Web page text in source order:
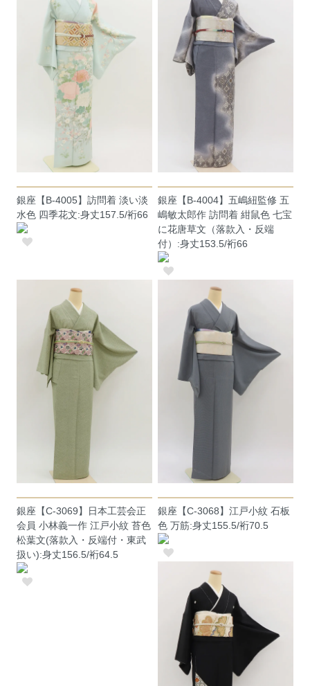
銀座【B-4005】訪問着 淡い淡
水色 四季花文:身丈157.5/裄66
銀座【B-4004】五嶋紐監修 五
嶋敏太郎作 訪問着 紺鼠色 七宝
に花唐草文（落款入・反端
付）:身丈153.5/裄66
銀座【C-3069】日本工芸会正
会員 小林義一作 江戸小紋 苔色
松葉文(落款入・反端付・東武
扱い):身丈156.5/裄64.5
銀座【C-3068】江戸小紋 石板
色 万筋:身丈155.5/裄70.5